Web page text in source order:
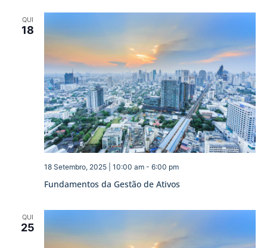
QUI
18
Fundamentos da Gestão de Ativos
18 Setembro, 2025 | 10:00 am- 6:00 pm
QUI
25